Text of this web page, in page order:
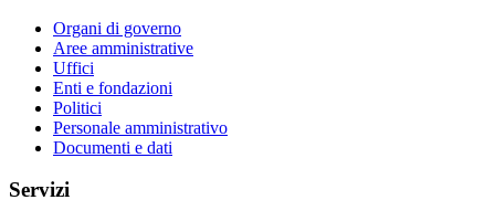
Organi di governo
Aree amministrative
Uffici
Enti e fondazioni
Politici
Personale amministrativo
Documenti e dati
Servizi